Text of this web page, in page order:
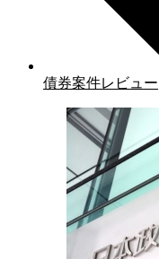
債券案件レビュー